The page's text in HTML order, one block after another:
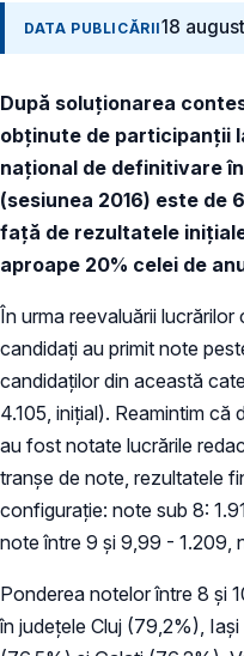
DATA PUBLICĂRII18
După soluţionarea
obţinute de participanţii
naţional de definitivare
(sesiunea 2016) este de
faţă de rezultatele
aproape 20% celei de
În urma reevaluării
candidaţi au primit note
candidaţilor din această
4.105, iniţial). Reamintim că
au fost notate lucrările
tranşe de note, rezultatele
configuraţie: note sub 8:
note între 9 şi 9,99 - 1.209,
Ponderea notelor între 8 şi
în judeţele Cluj (79,2%),